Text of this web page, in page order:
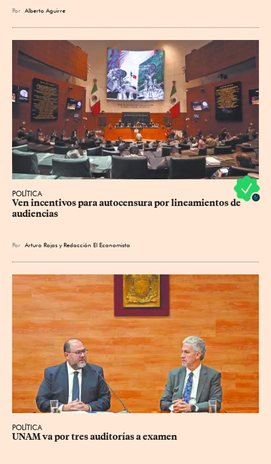
Por Alberto Aguirre
POLÍTICA
Ven incentivos para autocensura por lineamientos de
audiencias
Por Arturo Rojas yRedacción El Economista
POLÍTICA
UNAM va por tres auditorías a examen